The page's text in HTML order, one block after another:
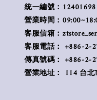
統一編號：12401698
營業時間：
客服信箱：
客服電話： +886-2-
傳真號碼： +886-2-
營業地址： 114 台